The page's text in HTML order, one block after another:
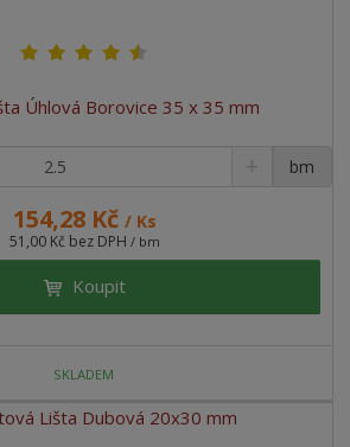
Úhlová Borovice 35 x 35 mm
154,28 Kč / Ks
51,00 Kč bez DPH / bm
bm
Koupit
SKLADEM